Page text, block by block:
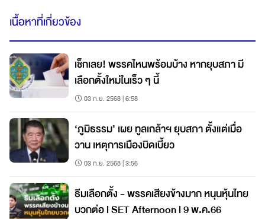
เนื้อหาที่เกี่ยวข้อง
เช็กเลย! พรรคไหนพร้อมบ้าง หากยุบสภา มี
เลือกตั้งใหม่ในเร็ว ๆ นี้
03 ก.ย. 2568 | 6:58
‘ภูมิธรรม’ เผย ทูลเกล้าฯ ยุบสภา ตั้งแต่เมื่อ
วาน เหตุการเมืองบิดเบี้ยว
03 ก.ย. 2568 | 3:56
ธีมเลือกตั้ง - พรรคเสียงข้างมาก หนุนหุ้นไทย
บวกต่อ l SET Afternoon l 9 พ.ค.66